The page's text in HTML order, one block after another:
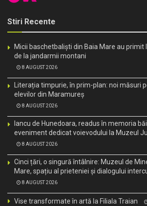
Stiri Recente
Micii baschetbaliști din Baia Mare au primit
de la jandarmii montani
8 AUGUST 2026
Literația timpurie, în prim-plan: noi măsuri
elevilor din Maramureș
8 AUGUST 2026
Iancu de Hunedoara, readus în memoria
eveniment dedicat voievodului la Muzeul
8 AUGUST 2026
Cinci țări, o singură întâlnire: Muzeul de
Mare, spațiu al prieteniei și dialogului
8 AUGUST 2026
Vise transformate în artă la Filiala Traian